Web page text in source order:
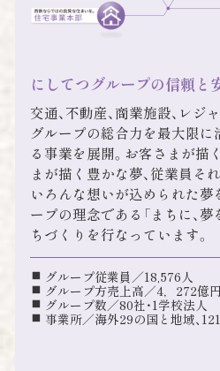
にしてつグループの信頼と
交通、不動産、商業施設、レジ
グループの総合力を最大限に
る事業を展開。お客さまが描
まが描く豊かな夢、従業員そ
いろんな想いが込められた夢
ープの理念である「まちに、夢
ちづくりを行なっています。
グループ従業員／18‚576人
グループ方売上高／4，272億円
グループ数／80社・1学校法人
事業所／海外29の国と地域、